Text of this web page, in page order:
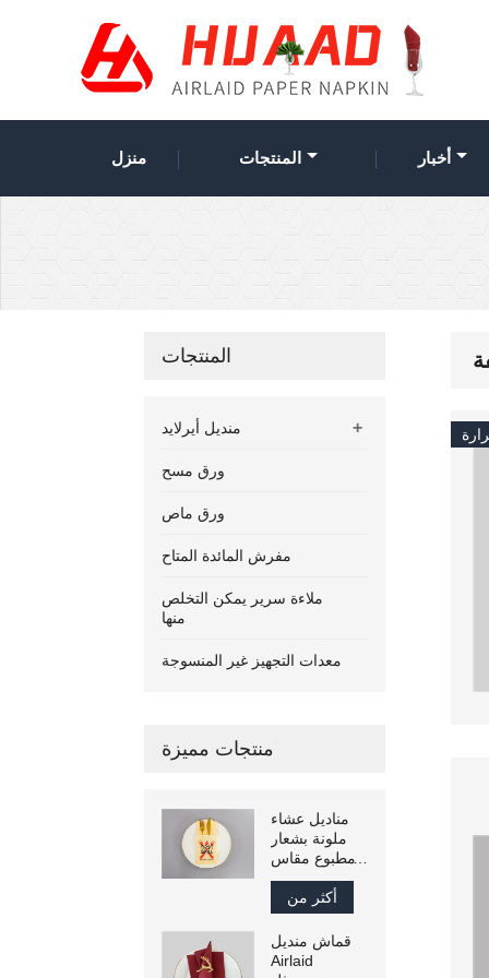
منزل المنتجات أخبار
المنتجات
+ منديل أيرلايد
ورق مسح
ورق ماص
مفرش المائدة المتاح
ملاءة سرير يمكن التخلص
منها
معدات التجهيز غير المنسوجة
منتجات مميزة
مناديل عشاء
ملونة بشعار
مطبوع مقاس
43 × 43 سم
أكثر من
قماش منديل
Airlaid